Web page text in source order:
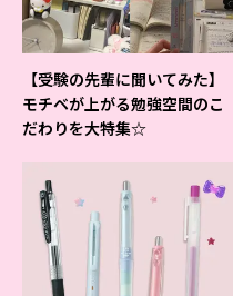
【受験の先輩に聞いてみた】
モチベが上がる勉強空間のこ
だわりを大特集☆